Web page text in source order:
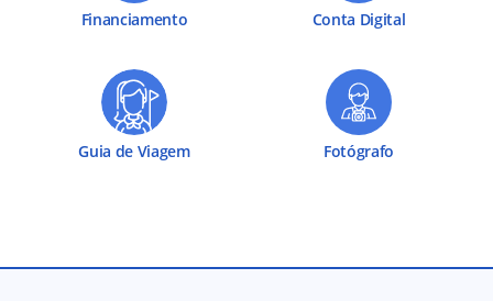
Financiamento Conta Digital
Guia de Viagem Fotógrafo